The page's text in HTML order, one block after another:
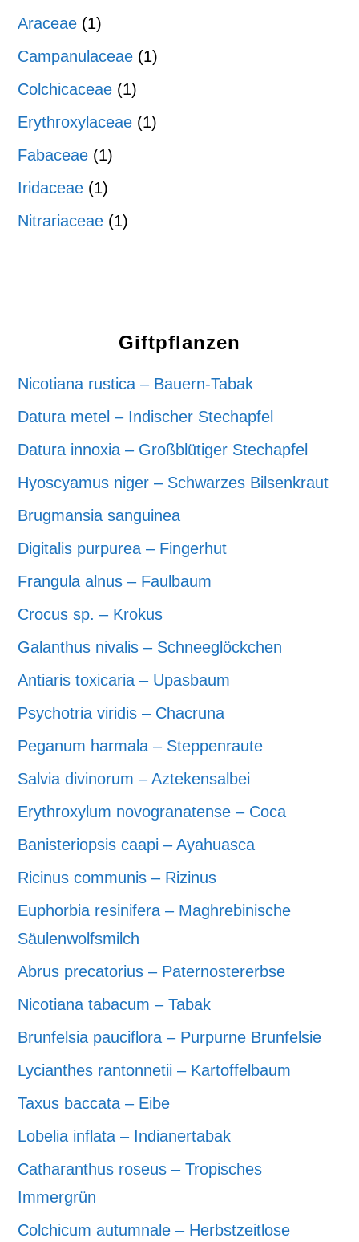
Araceae (1)
Campanulaceae (1)
Colchicaceae (1)
Erythroxylaceae (1)
Fabaceae (1)
Iridaceae (1)
Nitrariaceae (1)
Giftpflanzen
Nicotiana rustica – Bauern-Tabak
Datura metel – Indischer Stechapfel
Datura innoxia – Großblütiger Stechapfel
Hyoscyamus niger – Schwarzes Bilsenkraut
Brugmansia sanguinea
Digitalis purpurea – Fingerhut
Frangula alnus – Faulbaum
Crocus sp. – Krokus
Galanthus nivalis – Schneeglöckchen
Antiaris toxicaria – Upasbaum
Psychotria viridis – Chacruna
Peganum harmala – Steppenraute
Salvia divinorum – Aztekensalbei
Erythroxylum novogranatense – Coca
Banisteriopsis caapi – Ayahuasca
Ricinus communis – Rizinus
Euphorbia resinifera – Maghrebinische
Säulenwolfsmilch
Abrus precatorius – Paternostererbse
Nicotiana tabacum – Tabak
Brunfelsia pauciflora – Purpurne Brunfelsie
Lycianthes rantonnetii – Kartoffelbaum
Taxus baccata – Eibe
Lobelia inflata – Indianertabak
Catharanthus roseus – Tropisches
Immergrün
Colchicum autumnale – Herbstzeitlose